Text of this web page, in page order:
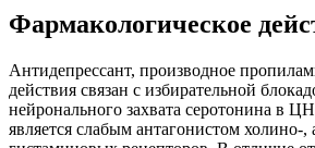
Фармакологическое
Антидепрессант, производное
действия связан с избирательной
нейронального захвата серотонина в
является слабым антагонистом холино-,